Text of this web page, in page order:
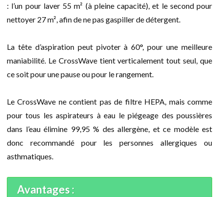
: l’un pour laver 55 m² (à pleine capacité), et le second pour
nettoyer 27 m², afin de ne pas gaspiller de détergent.
La tête d’aspiration peut pivoter à 60°, pour une meilleure
maniabilité. Le CrossWave tient verticalement tout seul, que
ce soit pour une pause ou pour le rangement.
Le CrossWave ne contient pas de filtre HEPA, mais comme
pour tous les aspirateurs à eau le piégeage des poussières
dans l’eau élimine 99,95 % des allergène, et ce modèle est
donc recommandé pour les personnes allergiques ou
asthmatiques.
Avantages :